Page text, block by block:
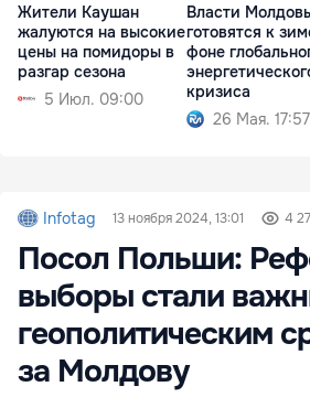
Жители Каушан
жалуются на высокие
цены на помидоры в
разгар сезона
5 Июл. 09:00
Власти
готовятся к
фоне
кризиса
26 Мая. 17:57
Infotag 13 ноября 2024, 13:01 4
Посол Польши:
выборы стали
геополитическим
за Молдову